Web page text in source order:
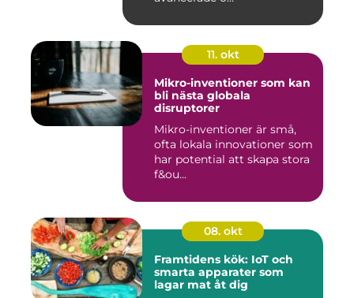
11. okt
Mikro-inventioner som kan
bli nästa globala
disruptorer
Mikro-inventioner är små,
ofta lokala innovationer som
har potential att skapa stora
f&ou...
08. okt
Framtidens kök: IoT och
smarta apparater som
lagar mat åt dig